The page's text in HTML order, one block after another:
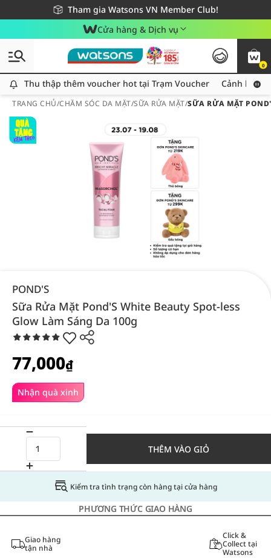
Tham gia Watsons VN Member Club!
Miễn phí giao hàng cho đơn hàng từ 249,000Đ
Giao hàng nhanh 24h - Áp dụng khu vực TP. Hồ Chí Minh
Cửa hàng & Dịch vụ
0
Thu thập thêm voucher hot tại Trạm Voucher
Thu thập thêm voucher hot tại Trạm Voucher Cảnh báo
TRANG CHỦ/CHĂM SÓC DA MẶT/SỮA RỬA MẶT/SỮA RỬA MẶT
POND'S
Sữa Rửa Mặt Pond'S White Beauty Spot-less
Glow Làm Sáng Da 100g
Nhận quà xinh
77,000₫
THÊM VÀO GIỎ
Kiểm tra tình trạng còn hàng tại cửa hàng
PHƯƠNG THỨC GIAO HÀNG
Giao hàng
tận nhà
Click &
Collect tại
Watsons